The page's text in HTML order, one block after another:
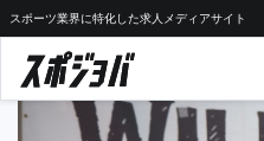
スポーツ業界に特化した求人メディアサイト